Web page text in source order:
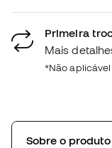
Primeira
Mais
*Não
Sobre o produto